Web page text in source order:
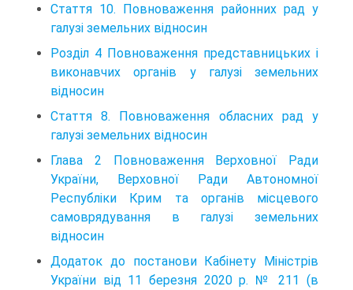
Стаття 10. Повноваження районних рад у
галузі земельних відносин
Розділ 4 Повноваження представницьких і
виконавчих органів у галузі земельних
відносин
Стаття 8. Повноваження обласних рад у
галузі земельних відносин
Глава 2 Повноваження Верховної Ради
України, Верховної Ради Автономної
Республіки Крим та органів місцевого
самоврядування в галузі земельних
відносин
Додаток до постанови Кабінету Міністрів
України від 11 березня 2020 р. № 211 (в